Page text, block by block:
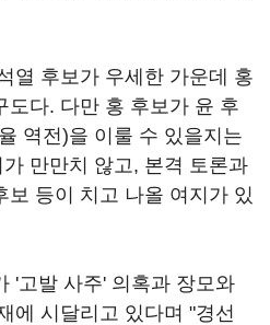
열 후보가 우세한 가운데 홍
도다. 다만 홍 후보가 윤 후
역전)을 이룰 수 있을지는
만만치 않고, 본격 토론과
보 등이 치고 나올 여지가 있
'고발 사주' 의혹과 장모와
에 시달리고 있다며 "경선